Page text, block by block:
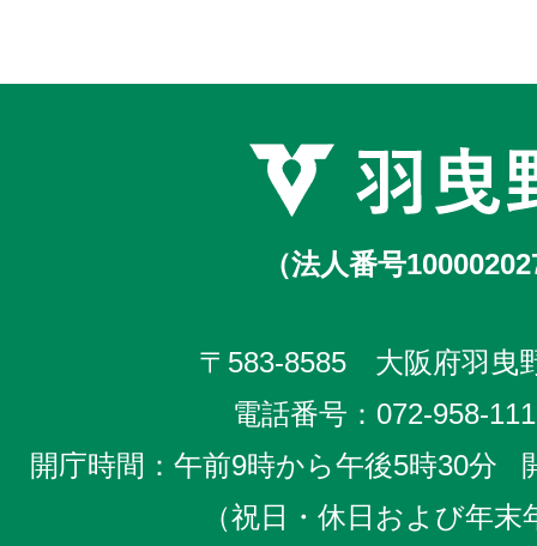
（法人番号
〒583-8585 大阪府羽曳
電話番号： 072-958-
開庁時間：午前9時から午後5時30分
（祝日・休日および年